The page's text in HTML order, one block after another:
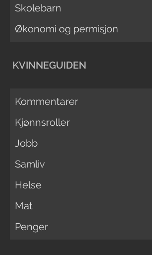
Skolebarn
Økonomi og permisjon
KVINNEGUIDEN
Kommentarer
Kjønnsroller
Jobb
Samliv
Helse
Mat
Penger